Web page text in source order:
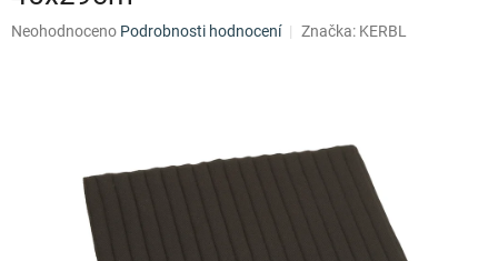
Průměrné
Neohodnoceno Podrobnosti hodnocení Značka: KERBL